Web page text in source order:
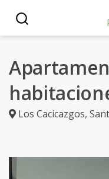
Los Cacicazgos,